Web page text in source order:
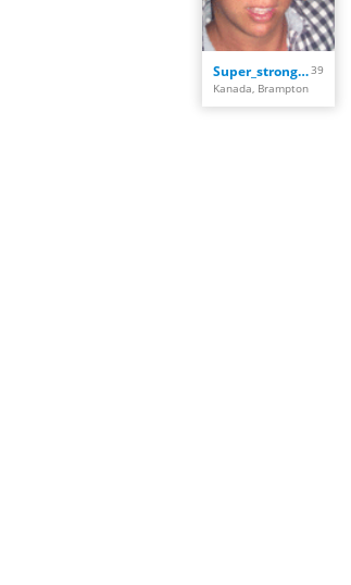
Super_strong_guy39
Kanada, Brampton